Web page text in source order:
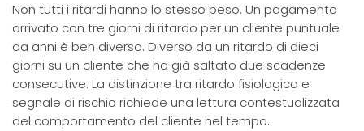
Non tutti i ritardi hanno lo stesso peso. Un pagamento
arrivato con tre giorni di ritardo per un cliente puntuale
da anni è ben diverso. Diverso da un ritardo di dieci
giorni su un cliente che ha già saltato due scadenze
consecutive. La distinzione tra ritardo fisiologico e
segnale di rischio richiede una lettura contestualizzata
del comportamento del cliente nel tempo.